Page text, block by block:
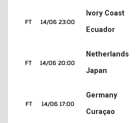
14/06 23:00
FT
Ivory Coast
Ecuador
14/06 20:00
FT
Netherlands
Japan
14/06 17:00
FT
Germany
Curaçao